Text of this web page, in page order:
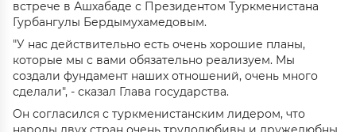
встрече в Ашхабаде с Президентом Туркменистана
Гурбангулы Бердымухамедовым.
"У нас действительно есть очень хорошие планы,
которые мы с вами обязательно реализуем. Мы
создали фундамент наших отношений, очень много
сделали", - сказал Глава государства.
Он согласился с туркменистанским лидером, что